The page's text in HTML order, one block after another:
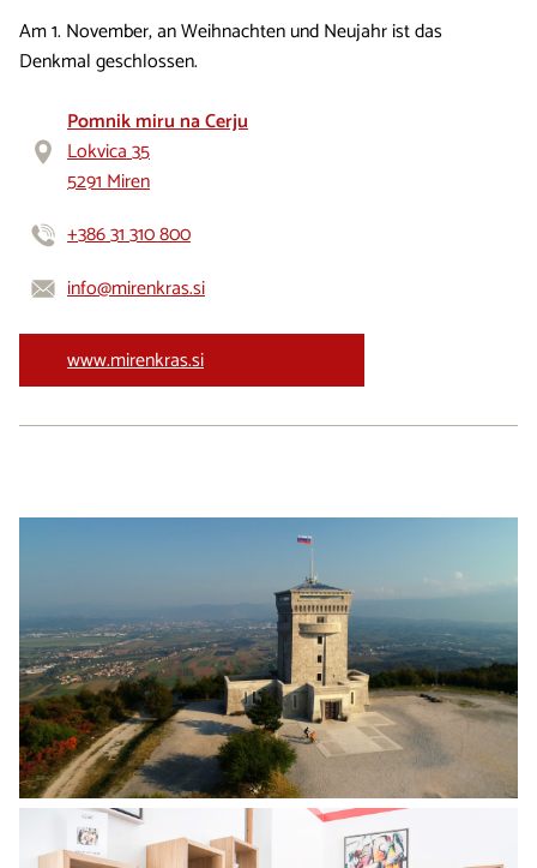
Am 1. November, an Weihnachten und Neujahr ist das
Denkmal geschlossen.
Pomnik miru na Cerju
Lokvica 35
5291 Miren
+386 31 310 800
info@mirenkras.si
www.mirenkras.si